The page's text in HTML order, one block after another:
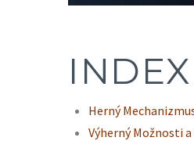
INDEX
Herný
Výherný Možnosti